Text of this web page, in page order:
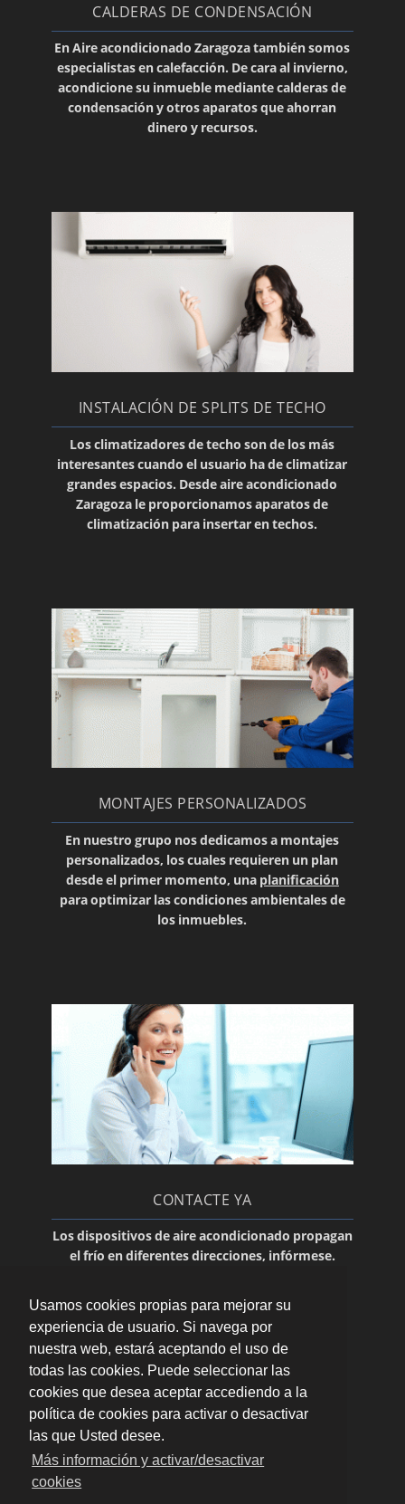
Usamos cookies propias para mejorar su
experiencia de usuario. Si navega por
nuestra web, estará aceptando el uso de
todas las cookies. Puede seleccionar las
cookies que desea aceptar accediendo a la
política de cookies para activar o desactivar
las que Usted desee.
Más información y activar/desactivar
cookies
Uso adecuado de su aire acondicionado
Mandos universales
Nuestras ofertas son ¡únicas!
Cómo limpiar el aire acondicionado
Rejillas lineales
Un termostato adecuado
Fundas para su equipo
Placas electrónicas nuevas
Instalamos su equipo Panasonic
Reparación del termostato de su aire
Instalamos su aire Toshiba
Recambios de todas las marcas de aire
acondicionado
Conductos a medida para su aire
acondicionado
acondicionado
Venta de limpiadores de aire acondicionado
Expertos en la reparación de su aire
Instalación de su aire acondicionado Daikin
Repuestos: un condensador para su aire
acondicionado
Aire acondicionado en Zaragoza
Reparación de equipos de aire acondicionado
Cassettes
Conductos
Aire acondicionado con bomba de calor
Servicio Técnico Autorizado Junkers
Reparación de calderas de microacumulación
Servicio técnico de calderas BAXI ROCA
Reparación de calderas
Aire acondicionado y calderas: contrato de
mantenimiento y revisión
Aire acondicionado de split
Servicio técnico Saunier Duval
hogar
Aire acondicionado para empresas
Servicio técnico de aire acondicionado
Panasonic
Instalación de aire acondicionado para
hostelería
Servicio técnico para aire acondicionado
Daitsu
CALDERAS DE CONDENSACIÓN
En Aire acondicionado Zaragoza también somos
especialistas encalefacción. De cara al invierno,
acondicione su inmueble mediantecalderas de
condensacióny otros aparatos que ahorran
dinero y recursos.
INSTALACIÓN DE SPLITS DE TECHO
Losclimatizadores de techo son de los más
interesantes cuando el usuario ha de climatizar
grandes espacios. Desde aire acondicionado
Zaragoza le proporcionamos aparatos de
climatización para insertar entechos.
MONTAJES PERSONALIZADOS
En nuestro grupo nos dedicamos a montajes
personalizados, los cuales requieren un plan
desde el primer momento, una planificación
para optimizar las condiciones ambientales de
los inmuebles.
CONTACTE YA
Los dispositivos de aire acondicionado propagan
el frío en diferentes direcciones, infórmese.